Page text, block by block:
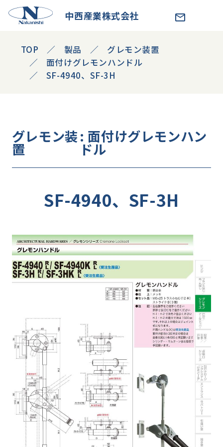
中西産業株式会社
TOP 製品
グレモン装置
面付けグレモンハンドル
SF-4940、SF-3H
グレモン装
置
: 面付けグレモンハン
ドル
SF-4940、SF-3H